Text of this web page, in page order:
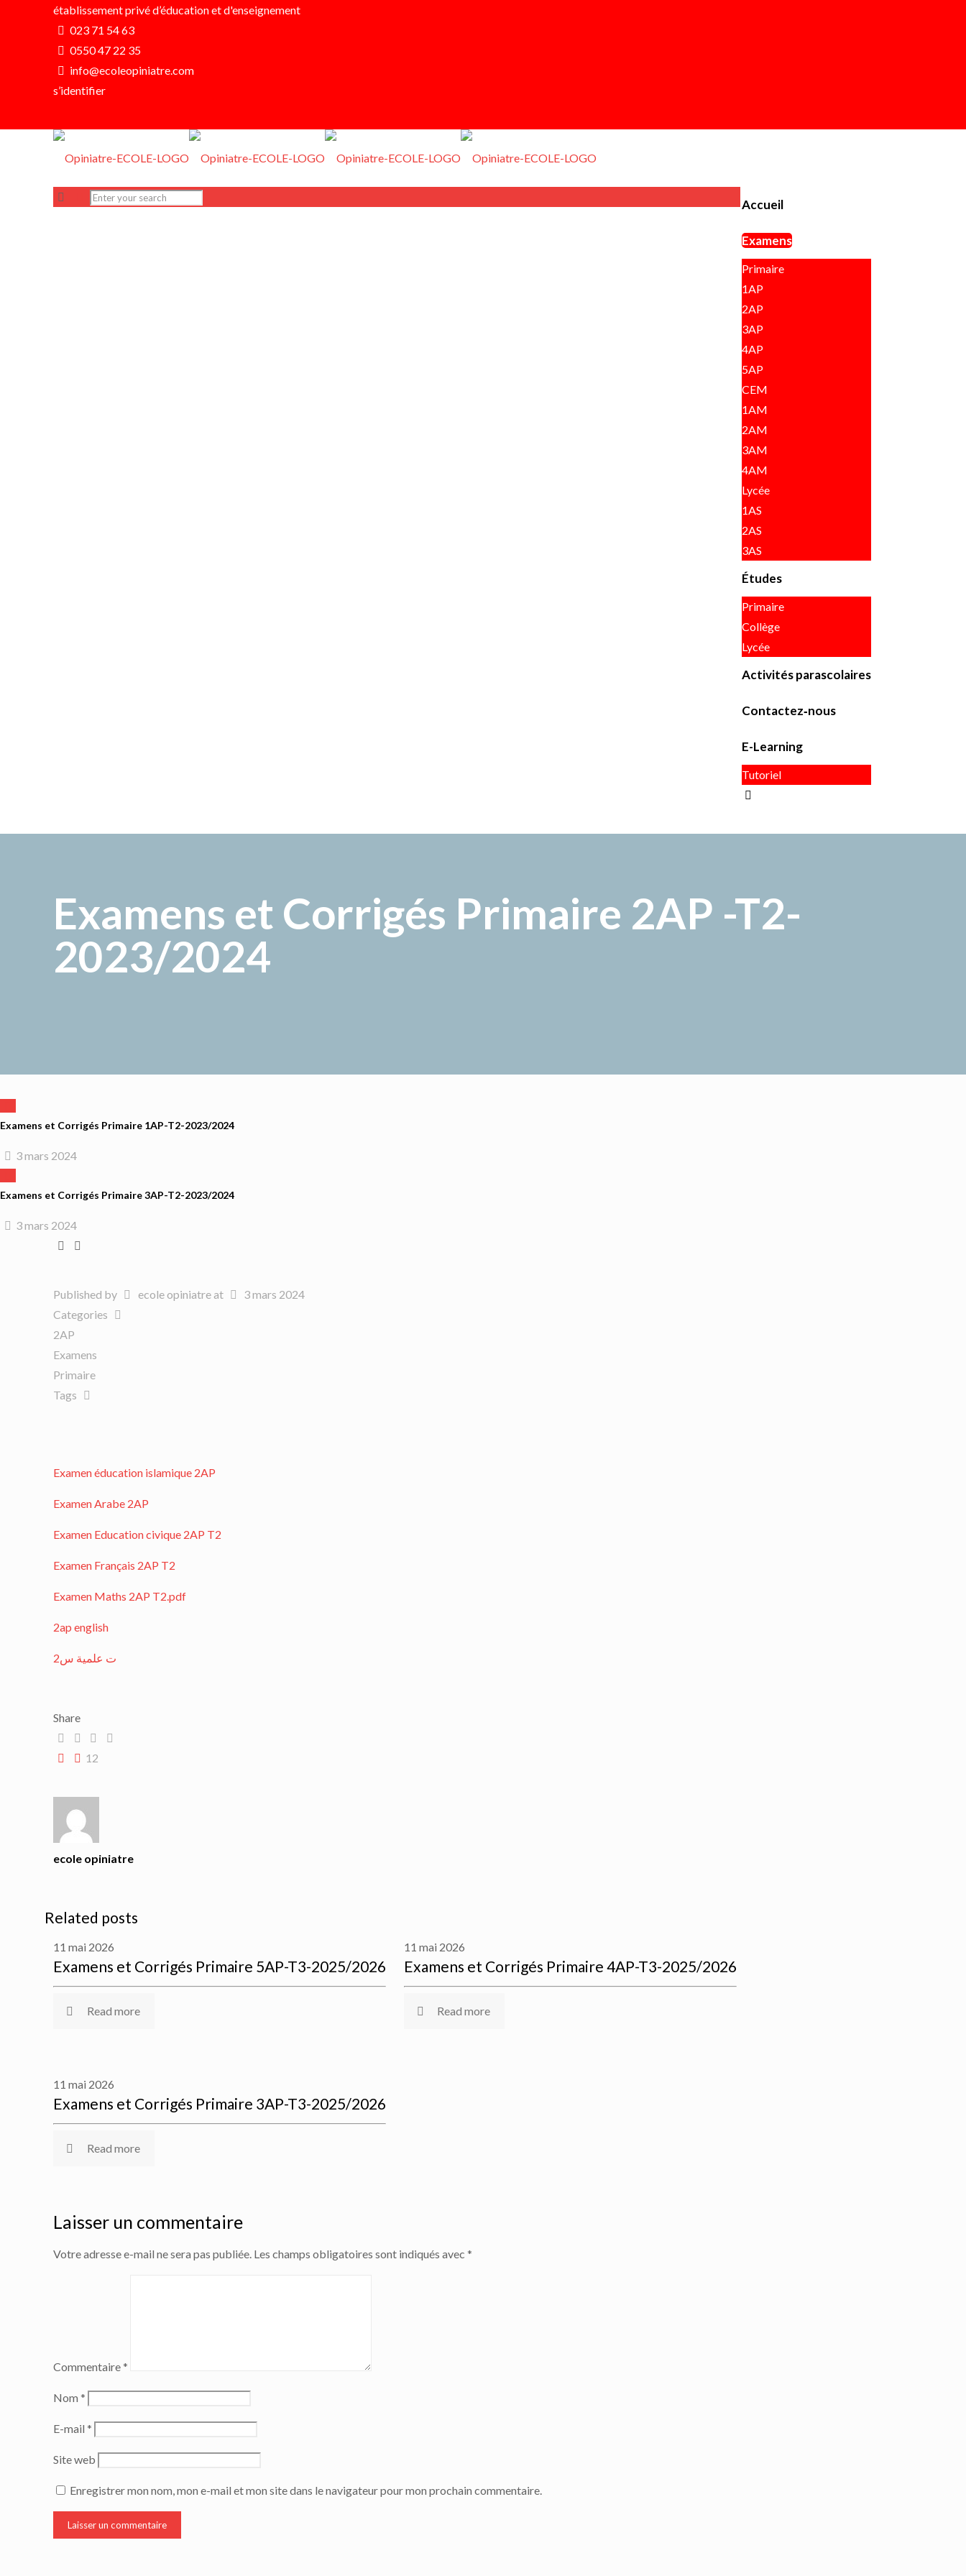
établissement privé d’éducation et d'enseignement
023 71 54 63
0550 47 22 35
info@ecoleopiniatre.com
s’identifier
Accueil
Examens
Primaire
1AP
2AP
3AP
4AP
5AP
CEM
1AM
2AM
3AM
4AM
Lycée
1AS
2AS
3AS
Études
Primaire
Collège
Lycée
Activités parascolaires
Contactez‑nous
E-Learning
Tutoriel
Examens et Corrigés Primaire 2AP -T2-
2023/2024
Examens et Corrigés Primaire 1AP-T2-2023/2024
3 mars 2024
Examens et Corrigés Primaire 3AP-T2-2023/2024
3 mars 2024
Published by ecole opiniatreat
3 mars 2024
Categories
2AP
Examens
Primaire
Tags
Examen éducation islamique 2AP
Examen Arabe 2AP
Examen Education civique 2AP T2
Examen Français 2AP T2
Examen Maths 2AP T2.pdf
2ap english
ت علمية س2
Share
12
ecole opiniatre
Related posts
11 mai 2026
Examens et Corrigés Primaire 5AP-T3-2025/2026
Read more
11 mai 2026
Examens et Corrigés Primaire 4AP-T3-2025/2026
Read more
11 mai 2026
Examens et Corrigés Primaire 3AP-T3-2025/2026
Read more
Laisser un commentaire
Votre adresse e-mail ne sera pas publiée. Les champs obligatoires sont indiqués avec*
Commentaire*
Nom*
E-mail*
Site web
Enregistrer mon nom, mon e-mail et mon site dans le navigateur pour mon prochain commentaire.